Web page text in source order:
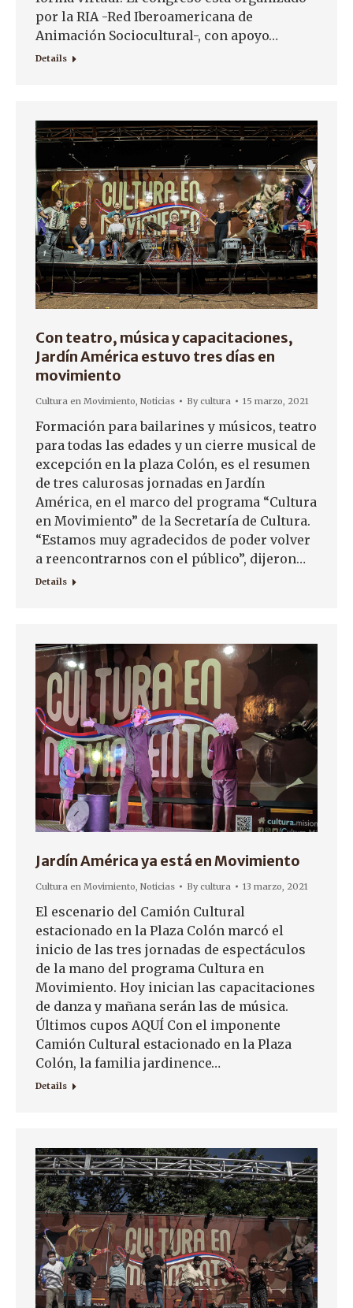
por la RIA -Red Iberoamericana de
Animación Sociocultural-, con apoyo…
Details
Con teatro, música y capacitaciones,
Jardín América estuvo tres días en
movimiento
Cultura en Movimiento, Noticias Bycultura 15 marzo, 2021
Formación para bailarines y músicos, teatro
para todas las edades y un cierre musical de
excepción en la plaza Colón, es el resumen
de tres calurosas jornadas en Jardín
América, en el marco del programa “Cultura
en Movimiento” de la Secretaría de Cultura.
“Estamos muy agradecidos de poder volver
a reencontrarnos con el público”, dijeron…
Details
Jardín América ya está en Movimiento
Cultura en Movimiento Noticias Bycultura 13 marzo, 2021
El escenario del Camión Cultural
estacionado en la Plaza Colón marcó el
inicio de las tres jornadas de espectáculos
de la mano del programa Cultura en
Movimiento. Hoy inician las capacitaciones
de danza y mañana serán las de música.
Últimos cupos AQUÍ Con el imponente
Camión Cultural estacionado en la Plaza
Colón, la familia jardinence…
Details